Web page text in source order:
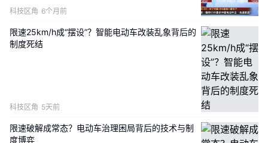
外观方面，采用了全新的设计，封闭式前格栅搭配星
环式贯穿灯组，让其有着不错的视觉辨识度。同时，
得益于其车身尺寸，整体车头造型看上去更加魁梧。
此外，纯电版本车型将配备前备厢，进一步提升车辆
的储物能力。尺寸方面，新车长宽高分别为
5265/1999/1800mm，轴距为3115mm。
科技区角 6个月前
限速25km/h成“摆设”？智能电动车改装乱象背后的
制度死结
科技区角 5天前
限速破解成常态？电动车治理困局背后的技术与制
度博弈